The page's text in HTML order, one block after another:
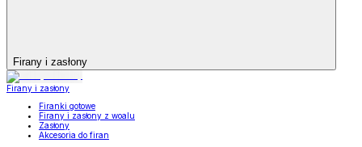
Firany i zasłony
Firany i zasłony
Firanki gotowe
Firany i zasłony z woalu
Zasłony
Akcesoria do firan